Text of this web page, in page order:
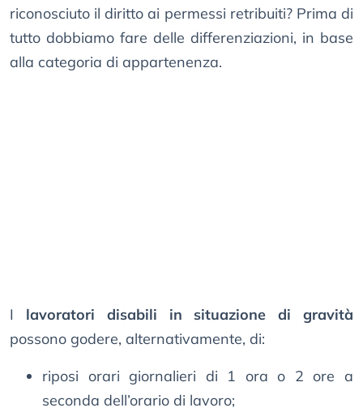
riconosciuto il diritto ai permessi retribuiti? Prima di
tutto dobbiamo fare delle differenziazioni, in base
alla categoria di appartenenza.
I lavoratori disabili in situazione di gravità
possono godere, alternativamente, di:
riposi orari giornalieri di 1 ora o 2 ore a
seconda dell’orario di lavoro;